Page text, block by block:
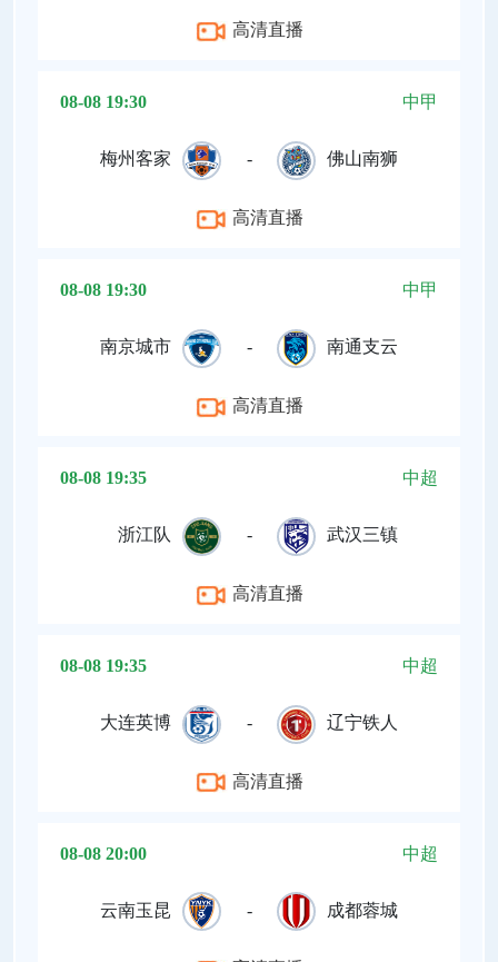
高清直播
08-08 19:30 中甲
梅州客家 - 佛山南狮
高清直播
08-08 19:30 中甲
南京城市 - 南通支云
高清直播
08-08 19:35 中超
浙江队 - 武汉三镇
高清直播
08-08 19:35 中超
大连英博 - 辽宁铁人
高清直播
08-08 20:00 中超
云南玉昆 - 成都蓉城